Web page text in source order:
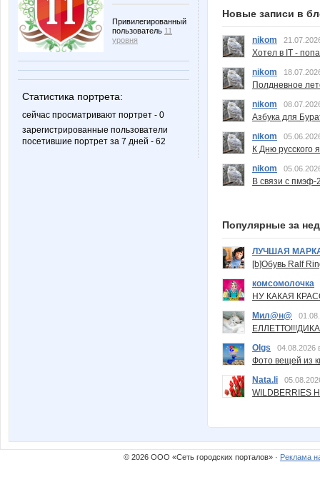
Привилегированный
пользователь 11
уровня
Статистика портрета:
сейчас просматривают портрет - 0
зарегистрированные пользователи
посетившие портрет за 7 дней - 62
Новые записи в
nikom
Хотел в IT -
nikom
Полдневное
nikom
Азбука для
nikom
К Дню русского
nikom
В связи с пмэф-
Популярные за
ЛУЧШАЯ
[b]Обувь Ralf
комсомолочка
НУ КАКАЯ
Мил@н@
Olgs
04.08.2026
Фото вещей из
Nata.li
© 2026 ООО «Сеть городских порталов» · Реклама